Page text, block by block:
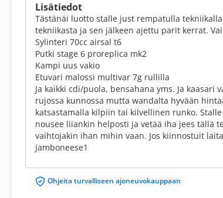
Lisätiedot
Tästänäi luotto stalle just rempatulla
tekniikasta ja sen jälkeen ajettu parit kerrat.
Sylinteri 70cc airsal t6
Putki stage 6 proreplica mk2
Kampi uus vakio
Etuvari malossi multivar 7g rullilla
Ja kaikki cdi/puola, bensahana yms. Ja kaasari
rujossa kunnossa mutta wandalta hyvään
katsastamalla kilpiin tai kilvellinen runko.
nousee liiankin helposti ja vetää iha jees tällä
vaihtojakin ihan mihin vaan. Jos kiinnostuit
jamboneese1
Ohjeita turvalliseen ajoneuvokauppaan